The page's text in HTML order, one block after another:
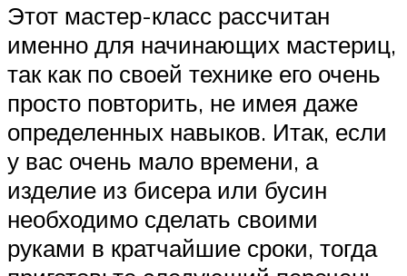
Этот мастер-класс рассчитан
именно для начинающих мастериц,
так как по своей технике его очень
просто повторить, не имея даже
определенных навыков. Итак, если
у вас очень мало времени, а
изделие из бисера или бусин
необходимо сделать своими
руками в кратчайшие сроки, тогда